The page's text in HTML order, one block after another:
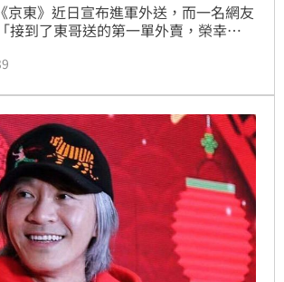
京東》近日宣布進軍外送，而一名網友
接到了東哥送的第一單外賣，榮幸